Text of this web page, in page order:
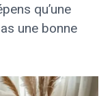
qu’une
une bonne